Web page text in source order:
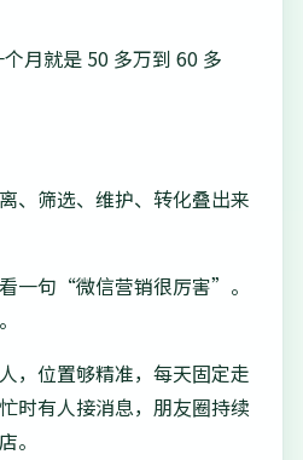
月就是 50 多万到 60 多
、筛选、维护、转化叠出来
一句“微信营销很厉害”。
，位置够精准，每天固定走
时有人接消息，朋友圈持续
。